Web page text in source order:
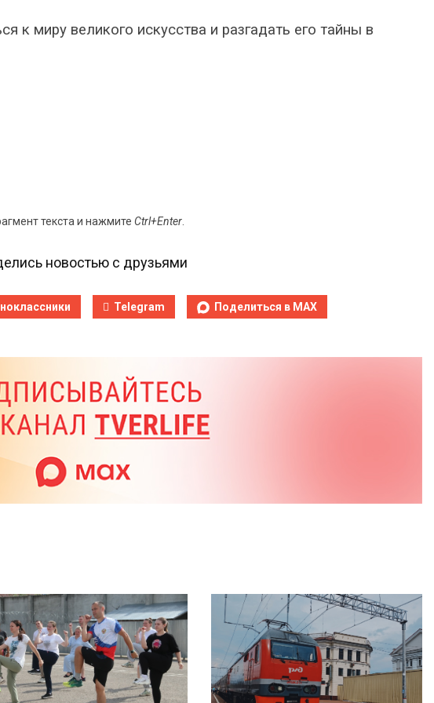
к миру великого искусства и разгадать его тайны в
текста и нажмите Ctrl+Enter
новостью с друзьями
Telegram Поделиться в MAX